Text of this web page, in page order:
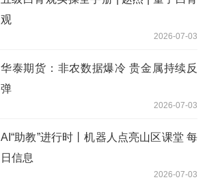
观
2026-07-03
华泰期货：非农数据爆冷 贵金属持续反
弹
2026-07-03
AI“助教”进行时丨机器人点亮山区课堂 每
日信息
2026-07-03